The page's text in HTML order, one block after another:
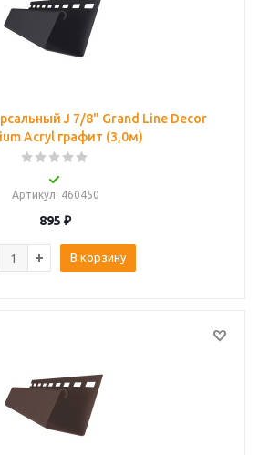
J 7/8" Grand Line Decor
Acryl графит (3,0м)
Артикул: 460450
895 ₽
В корзину